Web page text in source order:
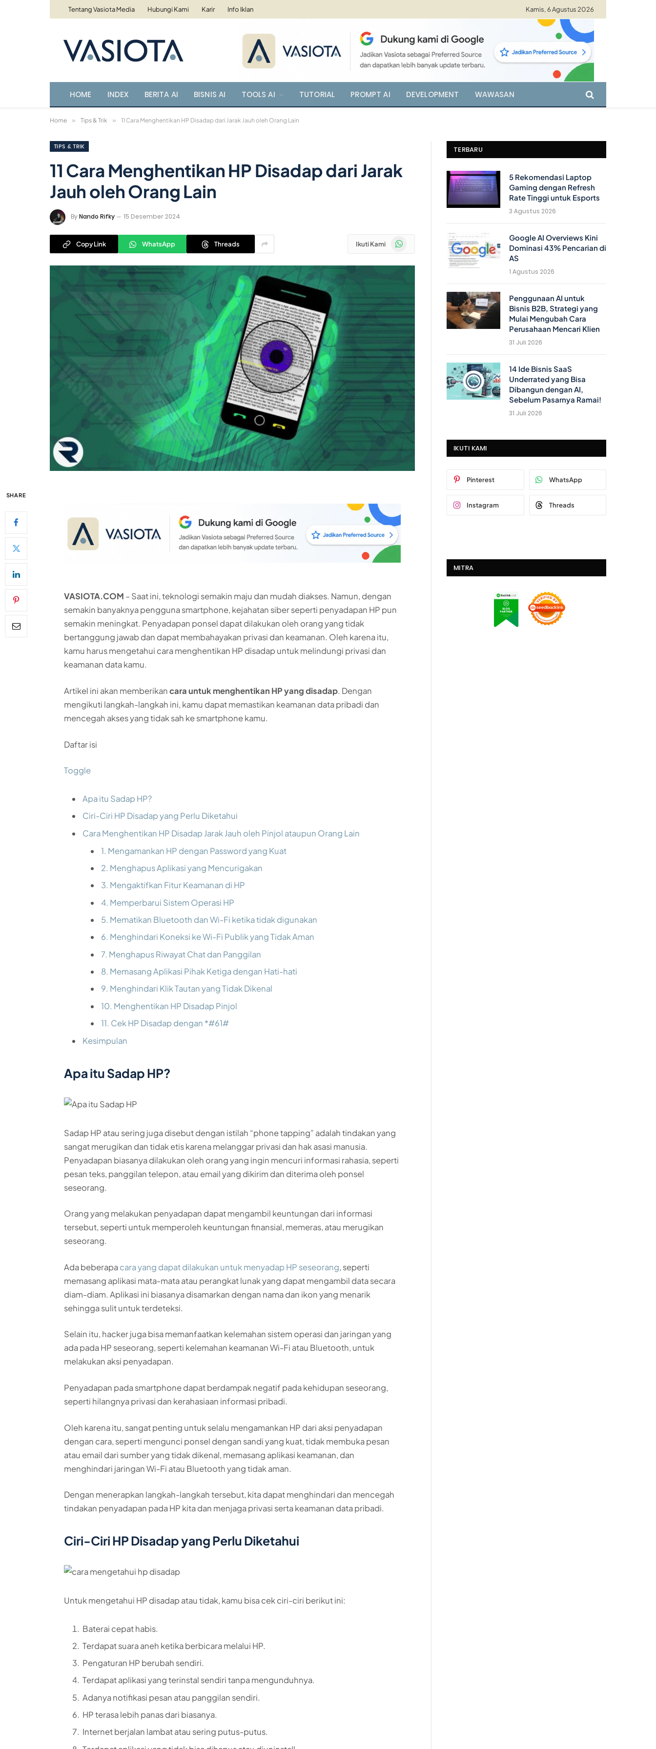
Tentang Vasiota Media Hubungi Kami Karir Info Iklan Kamis, 6 Agustus 2026
HOME INDEX BERITA AI BISNIS AI TOOLS AI TUTORIAL PROMPT AI DEVELOPMENT WAWASAN
Home » Tips & Trik » 11 Cara Menghentikan HP Disadap dari Jarak Jauh oleh Orang Lain
TIPS & TRIK
11 Cara Menghentikan HP Disadap dari Jarak
Jauh oleh Orang Lain
ByNando Rifky 15 Desember 2024
Copy Link WhatsApp Threads Ikuti Kami WhatsApp
SHARE
VASIOTA.COM – Saat ini, teknologi semakin maju dan mudah diakses. Namun, dengan
semakin banyaknya pengguna smartphone, kejahatan siber seperti penyadapan HP pun
semakin meningkat. Penyadapan ponsel dapat dilakukan oleh orang yang tidak
bertanggung jawab dan dapat membahayakan privasi dan keamanan. Oleh karena itu,
kamu harus mengetahui cara menghentikan HP disadap untuk melindungi privasi dan
keamanan data kamu.
Artikel ini akan memberikancara untuk menghentikan HP yang disadap. Dengan
mengikuti langkah-langkah ini, kamu dapat memastikan keamanan data pribadi dan
mencegah akses yang tidak sah ke smartphone kamu.
Daftar isi
Toggle
Apa itu Sadap HP?
Ciri-Ciri HP Disadap yang Perlu Diketahui
Cara Menghentikan HP Disadap Jarak Jauh oleh Pinjol ataupun Orang Lain
1. Mengamankan HP dengan Password yang Kuat
2. Menghapus Aplikasi yang Mencurigakan
3. Mengaktifkan Fitur Keamanan di HP
4. Memperbarui Sistem Operasi HP
5. Mematikan Bluetooth dan Wi-Fi ketika tidak digunakan
6. Menghindari Koneksi ke Wi-Fi Publik yang Tidak Aman
7. Menghapus Riwayat Chat dan Panggilan
8. Memasang Aplikasi Pihak Ketiga dengan Hati-hati
9. Menghindari Klik Tautan yang Tidak Dikenal
10. Menghentikan HP Disadap Pinjol
11. Cek HP Disadap dengan *#61#
Kesimpulan
Apa itu Sadap HP?
Sadap HP atau sering juga disebut dengan istilah “phone tapping” adalah tindakan yang
sangat merugikan dan tidak etis karena melanggar privasi dan hak asasi manusia.
Penyadapan biasanya dilakukan oleh orang yang ingin mencuri informasi rahasia, seperti
pesan teks, panggilan telepon, atau email yang dikirim dan diterima oleh ponsel
seseorang.
Orang yang melakukan penyadapan dapat mengambil keuntungan dari informasi
tersebut, seperti untuk memperoleh keuntungan finansial, memeras, atau merugikan
seseorang.
Ada beberapacara yang dapat dilakukan untuk menyadap HP seseorang, seperti
memasang aplikasi mata-mata atau perangkat lunak yang dapat mengambil data secara
diam-diam. Aplikasi ini biasanya disamarkan dengan nama dan ikon yang menarik
sehingga sulit untuk terdeteksi.
Selain itu, hacker juga bisa memanfaatkan kelemahan sistem operasi dan jaringan yang
ada pada HP seseorang, seperti kelemahan keamanan Wi-Fi atau Bluetooth, untuk
melakukan aksi penyadapan.
Penyadapan pada smartphone dapat berdampak negatif pada kehidupan seseorang,
seperti hilangnya privasi dan kerahasiaan informasi pribadi.
Oleh karena itu, sangat penting untuk selalu mengamankan HP dari aksi penyadapan
dengan cara, seperti mengunci ponsel dengan sandi yang kuat, tidak membuka pesan
atau email dari sumber yang tidak dikenal, memasang aplikasi keamanan, dan
menghindari jaringan Wi-Fi atau Bluetooth yang tidak aman.
Dengan menerapkan langkah-langkah tersebut, kita dapat menghindari dan mencegah
tindakan penyadapan pada HP kita dan menjaga privasi serta keamanan data pribadi.
Ciri-Ciri HP Disadap yang Perlu Diketahui
Untuk mengetahui HP disadap atau tidak, kamu bisa cek ciri-ciri berikut ini:
Baterai cepat habis.
Terdapat suara aneh ketika berbicara melalui HP.
Pengaturan HP berubah sendiri.
Terdapat aplikasi yang terinstal sendiri tanpa mengunduhnya.
Adanya notifikasi pesan atau panggilan sendiri.
HP terasa lebih panas dari biasanya.
Internet berjalan lambat atau sering putus-putus.
TERBARU
5 Rekomendasi Laptop
Gaming dengan Refresh
Rate Tinggi untuk Esports
3 Agustus 2026
Google AI Overviews Kini
Dominasi 43% Pencarian di
AS
1 Agustus 2026
Penggunaan AI untuk
Bisnis B2B, Strategi yang
Mulai Mengubah Cara
Perusahaan Mencari Klien
31 Juli 2026
14 Ide Bisnis SaaS
Underrated yang Bisa
Dibangun dengan AI,
Sebelum Pasarnya Ramai!
31 Juli 2026
IKUTI KAMI
Pinterest WhatsApp
Instagram Threads
MITRA